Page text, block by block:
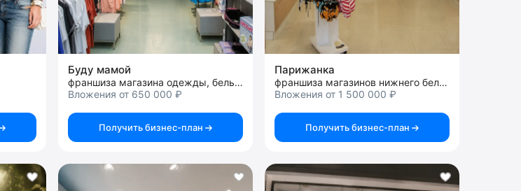
Буду мамой
франшиза магазина одежды, белья и аксессуаров для беременных и кормящих женщин
Вложения от 650 000 ₽
Получить бизнес-план
Парижанка
франшиза магазинов нижнего белья
Вложения от 1 500 000 ₽
Получить бизнес-план